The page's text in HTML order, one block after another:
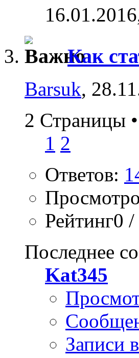
Как
Barsuk,
2 Страницы •
1 2
Ответов:
Рейтинг0 /
Последнее
Kat345
Записи